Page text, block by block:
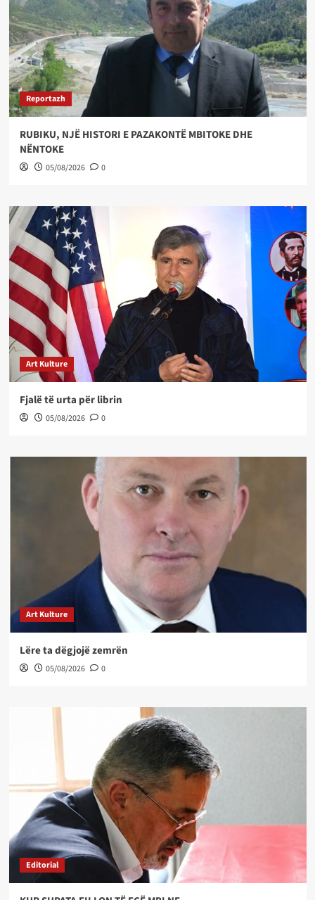
Reportazh
RUBIKU, NJË HISTORI E PAZAKONTË MBITOKE DHE
NËNTOKE
05/08/2026 0
Art Kulture
Fjalë të urta për librin
05/08/2026 0
Art Kulture
Lëre ta dëgjojë zemrën
05/08/2026 0
Editorial